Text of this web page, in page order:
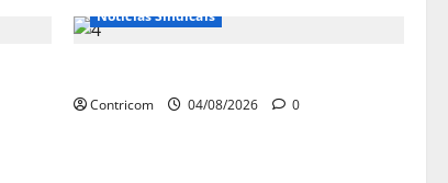
Notícias Sindicais
Contricom 04/08/2026 0